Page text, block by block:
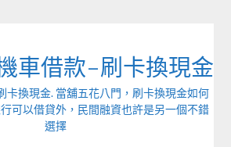
車借款-刷卡換現金
卡換現金. 當舖五花八門，刷卡換現金如何
可以借貸外，民間融資也許是另一個不錯
選擇